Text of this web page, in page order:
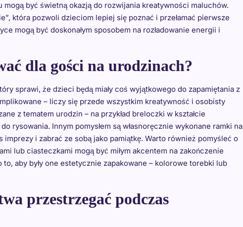
być świetną okazją do rozwijania kreatywności maluchów.
która pozwoli dzieciom lepiej się poznać i przełamać pierwsze
mogą być doskonałym sposobem na rozładowanie energii i
dla gości na urodzinach?
sprawi, że dzieci będą miały coś wyjątkowego do zapamiętania z
– liczy się przede wszystkim kreatywność i osobisty
z tematem urodzin – na przykład breloczki w kształcie
rysowania. Innym pomysłem są własnoręcznie wykonane ramki na
imprezy i zabrać ze sobą jako pamiątkę. Warto również pomyśleć o
lub ciasteczkami mogą być miłym akcentem na zakończenie
aby były one estetycznie zapakowane – kolorowe torebki lub
przestrzegać podczas